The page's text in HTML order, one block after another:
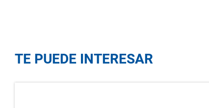
TE PUEDE INTERESAR